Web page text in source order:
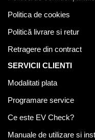
Politica de cookies
Politică livrare si retur
Retragere din contract
SERVICII CLIENTI
Modalitati plata
Programare service
Ce este EV Check?
Manuale de utilizare si